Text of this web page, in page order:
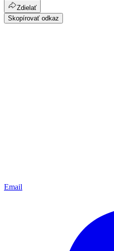
Zdielať
Skopírovať odkaz
Email